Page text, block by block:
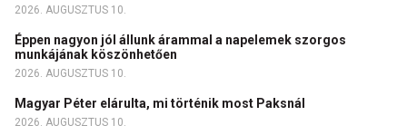
2026. AUGUSZTUS 10.
Éppen nagyon jól állunk árammal a napelemek szorgos
munkájának köszönhetően
2026. AUGUSZTUS 10.
Magyar Péter elárulta, mi történik most Paksnál
2026. AUGUSZTUS 10.